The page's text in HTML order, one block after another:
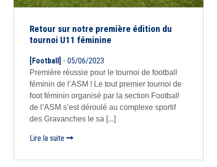
Retour sur notre première édition du
tournoi U11 féminine
[Football] - 05/06/2023
Première réussie pour le tournoi de football
féminin de l’ASM ! Le tout premier tournoi de
foot féminin organisé par la section Football
de l’ASM s’est déroulé au complexe sportif
des Gravanches le sa [...]
Lire la suite